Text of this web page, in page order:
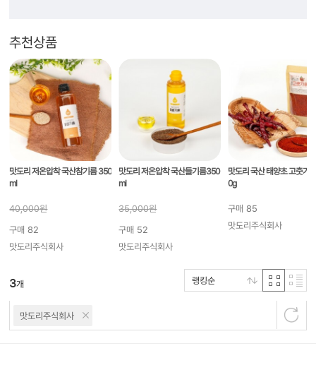
추천상품
맛도리 저온압착 국산참기름 350
ml
40,000원
구매 82
맛도리주식회사
맛도리 저온압착 국산들기름350
ml
35,000원
구매 52
맛도리주식회사
맛도리 국산 태양초 고춧가
0g
구매 85
맛도리주식회사
맛도리주식회사
3개 랭킹순